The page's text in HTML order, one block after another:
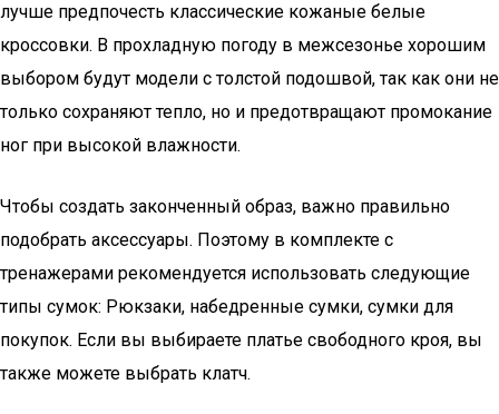
лучше предпочесть классические кожаные белые
кроссовки. В прохладную погоду в межсезонье хорошим
выбором будут модели с толстой подошвой, так как они не
только сохраняют тепло, но и предотвращают промокание
ног при высокой влажности.
Чтобы создать законченный образ, важно правильно
подобрать аксессуары. Поэтому в комплекте с
тренажерами рекомендуется использовать следующие
типы сумок: Рюкзаки, набедренные сумки, сумки для
покупок. Если вы выбираете платье свободного кроя, вы
также можете выбрать клатч.